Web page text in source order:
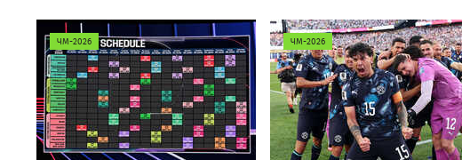
ЧМ-2026 ЧМ-2026